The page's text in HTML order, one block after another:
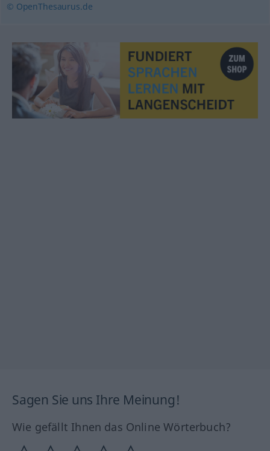
© OpenThesaurus.de
Sagen Sie uns Ihre Meinung!
Wie gefällt Ihnen das Online Wörterbuch?